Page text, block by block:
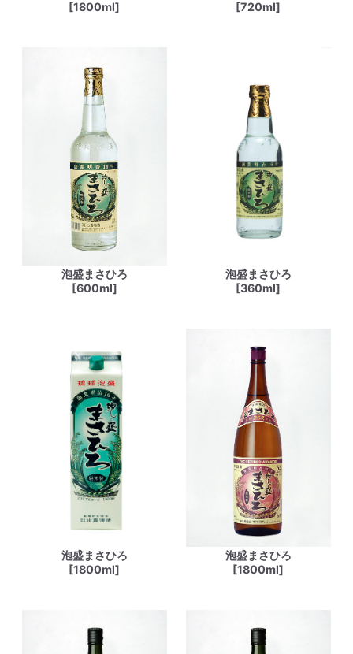
[1800ml] [720ml]
泡盛まさひろ
[600ml]
泡盛まさひろ
[360ml]
泡盛まさひろ
[1800ml]
泡盛まさひろ
[1800ml]